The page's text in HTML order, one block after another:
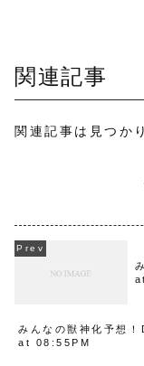
関連記事
関連記事は見つか
みんなの獣神化予想
at 08:55PM